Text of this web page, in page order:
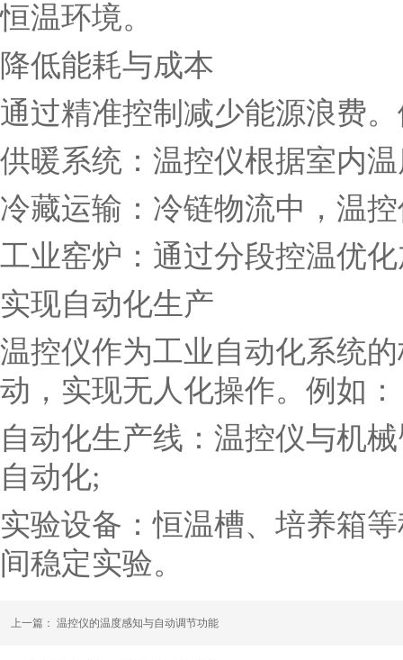
恒温环境。
降低能耗与成本
通过精准控制减少能源浪费
供暖系统：温控仪根据室内
冷藏运输：冷链物流中，温
工业窑炉：通过分段控温优
实现自动化生产
温控仪作为工业自动化系统
动，实现无人化操作。例如：
自动化生产线：温控仪与机
自动化;
实验设备：恒温槽、培养箱
间稳定实验。
上一篇： 温控仪的温度感知与自动调节功能